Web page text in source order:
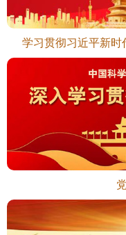
学习贯彻习近平新时